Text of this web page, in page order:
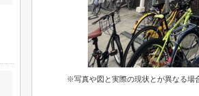
※写真や図と実際の現状とが異なる場